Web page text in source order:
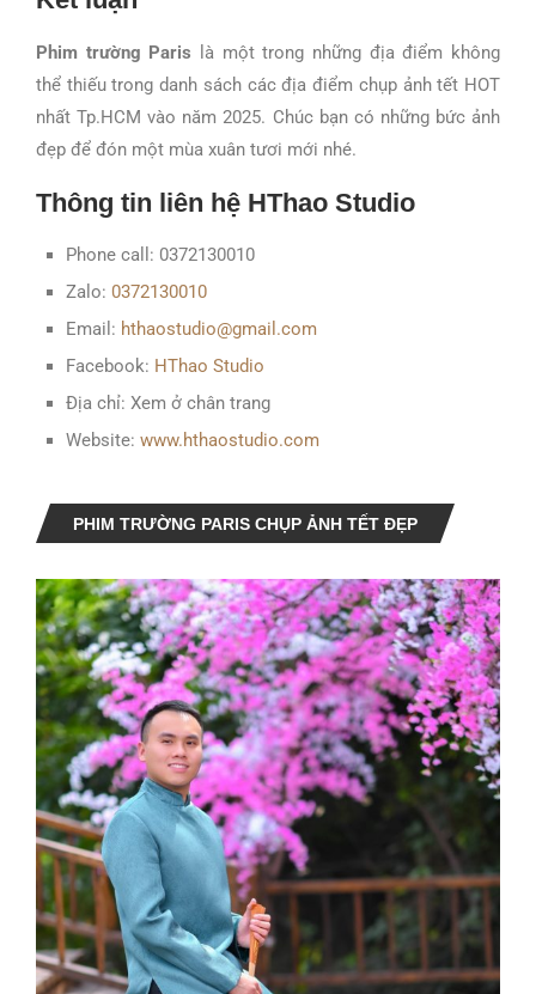
Phim trường Paris là một trong những địa điểm không
thể thiếu trong danh sách các địa điểm chụp ảnh tết HOT
nhất Tp.HCM vào năm 2025. Chúc bạn có những bức ảnh
đẹp để đón một mùa xuân tươi mới nhé.
Thông tin liên hệ HThao Studio
Phone call: 0372130010
Zalo: 0372130010
Email: hthaostudio@gmail.com
Facebook: HThao Studio
Địa chỉ: Xem ở chân trang
Website: www.hthaostudio.com
PHIM TRƯỜNG PARIS CHỤP ẢNH TẾT ĐẸP